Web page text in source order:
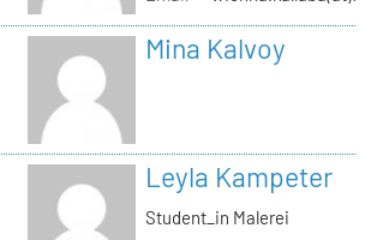
Mina Kalvoy
Leyla Kampeter
Student_in Malerei